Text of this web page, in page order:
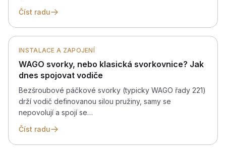
Číst radu
INSTALACE A ZAPOJENÍ
WAGO svorky, nebo klasická svorkovnice? Jak
dnes spojovat vodiče
Bezšroubové páčkové svorky (typicky WAGO řady 221)
drží vodič definovanou silou pružiny, samy se
nepovolují a spojí se…
Číst radu